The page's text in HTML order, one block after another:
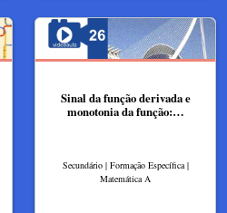
Sinal da função derivada e
monotonia da função:…
Secundário | Formação Específica |
Matemática A